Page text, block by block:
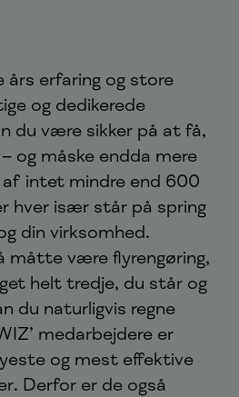
års erfaring og store
og dedikerede
du være sikker på at få,
og måske endda mere
intet mindre end 600
hver især står på spring
din virksomhed.
måtte være flyrengøring,
helt tredje, du står og
du naturligvis regne
medarbejdere er
og mest effektive
Derfor er de også